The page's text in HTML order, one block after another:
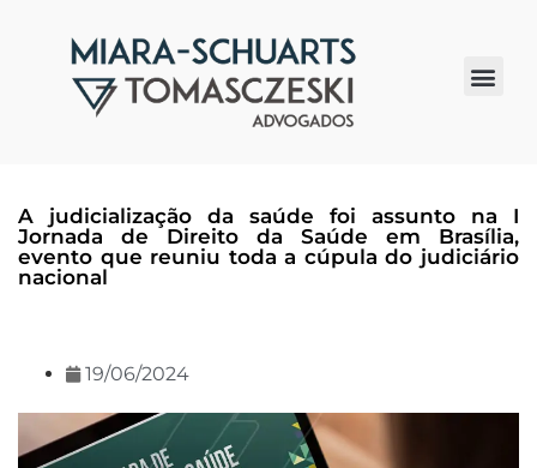
A judicialização da saúde foi assunto na I
Jornada de Direito da Saúde em Brasília,
evento que reuniu toda a cúpula do judiciário
nacional
19/06/2024